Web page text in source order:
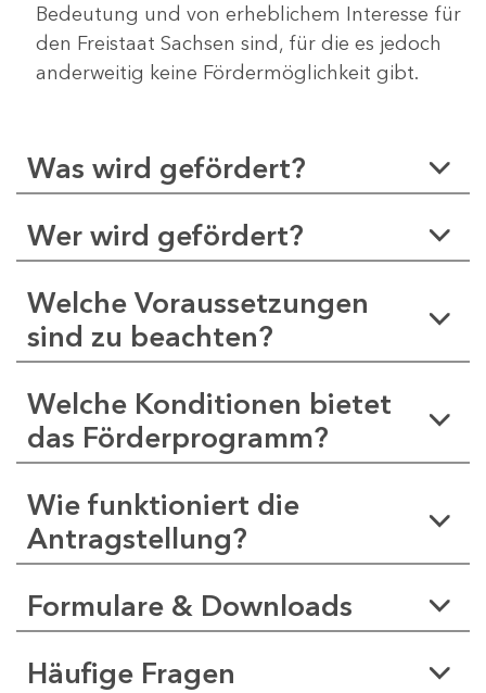
Bedeutung und von erheblichem Interesse für
den Freistaat Sachsen sind, für die es jedoch
anderweitig keine Fördermöglichkeit gibt.
Was wird gefördert?
Wer wird gefördert?
Welche Voraussetzungen
sind zu beachten?
Welche Konditionen bietet
das Förderprogramm?
Wie funktioniert die
Antragstellung?
Formulare & Downloads
Häufige Fragen